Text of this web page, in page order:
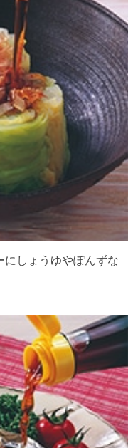
にしょうゆやぽんずな